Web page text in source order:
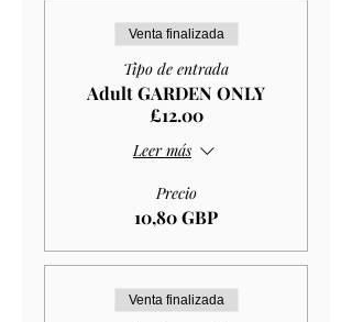
Venta finalizada
Tipo de entrada
Adult GARDEN ONLY
£12.00
Leer más
Precio
10,80 GBP
Venta finalizada